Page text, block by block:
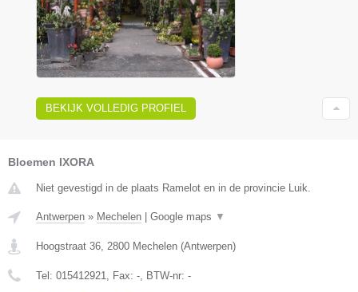
BEKIJK VOLLEDIG PROFIEL
Bloemen IXORA
Niet gevestigd in de plaats Ramelot en in de provincie Luik.
Antwerpen » Mechelen Google maps ▼
Hoogstraat 36 2800 Mechelen (Antwerpen)
Tel: 015412921 , Fax: - , BTW-nr: -